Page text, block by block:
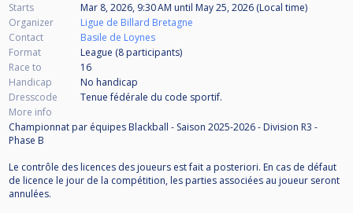
Starts Mar 8, 2026, 9:30 AM until May 25, 2026 (Local time)
Organizer
Ligue de Billard Bretagne
Contact
Basile de Loynes
Format
League (8 participants)
Race to
16
Handicap
No handicap
Dresscode
Tenue fédérale du code sportif.
More info
Championnat par équipes Blackball - Saison 2025-2026 - Division R3 -
Phase B
Le contrôle des licences des joueurs est fait a posteriori. En cas de défaut
de licence le jour de la compétition, les parties associées au joueur seront
annulées.